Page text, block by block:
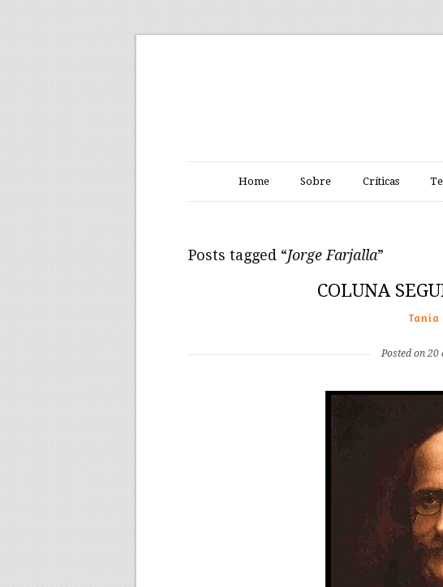
Home Sobre Críticas
Posts tagged “Jorge Farjalla”
COLUNA
Tania
Posted on 20